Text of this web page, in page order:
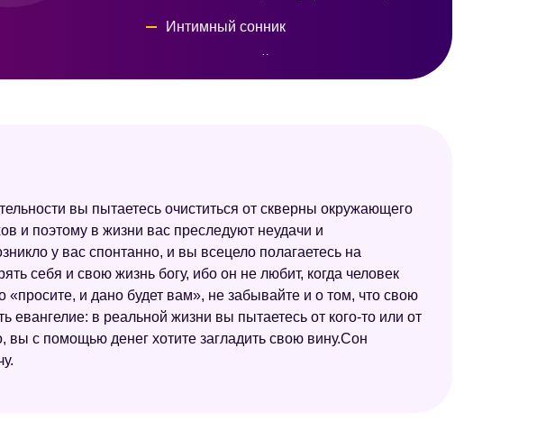
Интимный сонник
Астрологический сонник
Сонник Симеона Прозорова
Сонник толкователь снов
Украинский сонник
вы пытаетесь очиститься от скверны окружающего
и поэтому в жизни вас преследуют неудачи и
у вас спонтанно, и вы всецело полагаетесь на
себя и свою жизнь богу, ибо он не любит, когда человек
«просите, и дано будет вам», не забывайте и о том, что свою
в реальной жизни вы пытаетесь от кого-то или от
вы с помощью денег хотите загладить свою вину.Сон